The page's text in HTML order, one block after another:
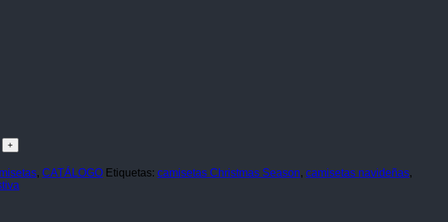
, CATÁLOGO Etiquetas: camisetas Christmas Season, camisetas navideñas,